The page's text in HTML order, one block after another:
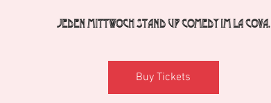
Jeden Mittwoch Stand Up Comedy im La Cova.
Buy Tickets